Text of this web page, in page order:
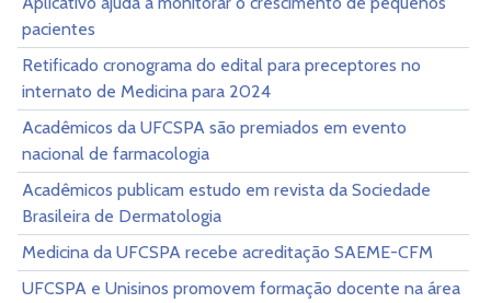
pacientes
Retificado cronograma do edital para preceptores no
internato de Medicina para 2024
Acadêmicos da UFCSPA são premiados em evento
nacional de farmacologia
Acadêmicos publicam estudo em revista da Sociedade
Brasileira de Dermatologia
Medicina da UFCSPA recebe acreditação SAEME-CFM
UFCSPA e Unisinos promovem formação docente na área